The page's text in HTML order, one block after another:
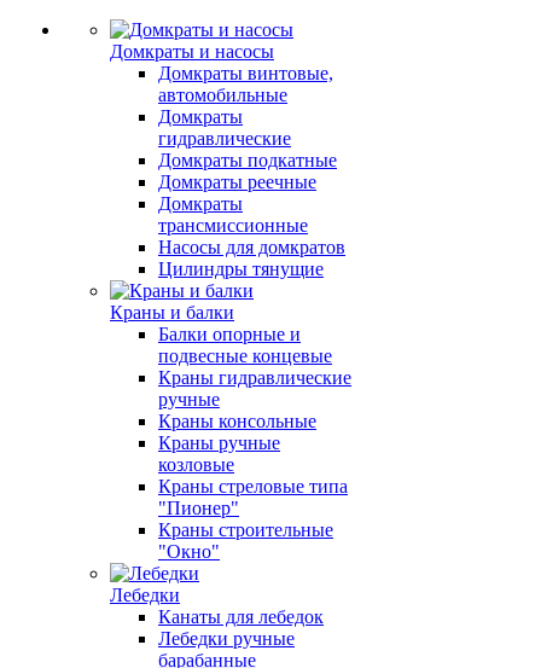
Домкраты и насосы
Домкраты винтовые,
автомобильные
Домкраты
гидравлические
Домкраты подкатные
Домкраты реечные
Домкраты
трансмиссионные
Насосы для домкратов
Цилиндры тянущие
Краны и балки
Балки опорные и
подвесные концевые
Краны гидравлические
ручные
Краны консольные
Краны ручные
козловые
Краны стреловые типа
"Пионер"
Краны строительные
"Окно"
Лебедки
Канаты для лебедок
Лебедки ручные
барабанные